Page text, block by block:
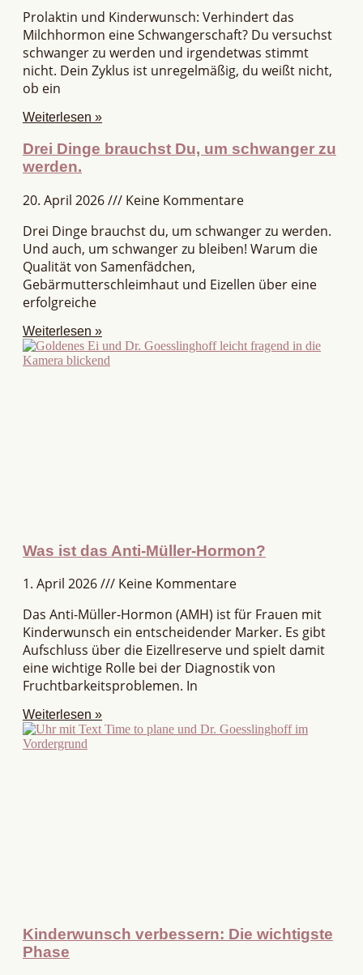
Prolaktin und Kinderwunsch: Verhindert das
Milchhormon eine Schwangerschaft? Du versuchst
schwanger zu werden und irgendetwas stimmt
nicht. Dein Zyklus ist unregelmäßig, du weißt nicht,
ob ein
Weiterlesen »
Drei Dinge brauchst Du, um schwanger zu
werden.
20. April 2026
Keine Kommentare
Drei Dinge brauchst du, um schwanger zu werden.
Und auch, um schwanger zu bleiben! Warum die
Qualität von Samenfädchen,
Gebärmutterschleimhaut und Eizellen über eine
erfolgreiche
Weiterlesen »
Was ist das Anti-Müller-Hormon?
1. April 2026
Keine Kommentare
Das Anti-Müller-Hormon (AMH) ist für Frauen mit
Kinderwunsch ein entscheidender Marker. Es gibt
Aufschluss über die Eizellreserve und spielt damit
eine wichtige Rolle bei der Diagnostik von
Fruchtbarkeitsproblemen. In
Weiterlesen »
Kinderwunsch verbessern: Die wichtigste
Phase